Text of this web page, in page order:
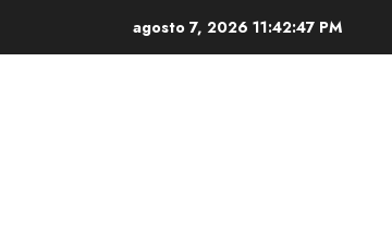
agosto 7, 2026 11:42:48 PM